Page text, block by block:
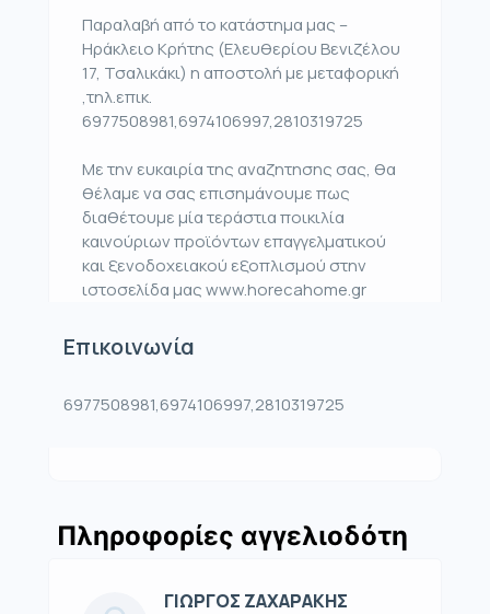
Παραλαβή από το κατάστημα μας –
Ηράκλειο Κρήτης (Ελευθερίου Βενιζέλου
17, Τσαλικάκι) η αποστολή με μεταφορική
,τηλ.επικ.
6977508981,6974106997,2810319725
Με την ευκαιρία της αναζητησης σας, θα
θέλαμε να σας επισημάνουμε πως
διαθέτουμε μία τεράστια ποικιλία
καινούριων προϊόντων επαγγελματικού
και ξενοδοχειακού εξοπλισμού στην
ιστοσελίδα μας www.horecahome.gr
Επικοινωνία
6977508981,6974106997,2810319725
Πληροφορίες αγγελιοδότη
ΓΙΩΡΓΟΣ ΖΑΧΑΡΑΚΗΣ